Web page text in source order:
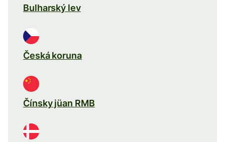
Bulharský lev
Česká koruna
Čínsky jüan RMB